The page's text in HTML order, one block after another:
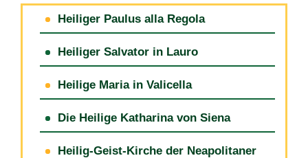
Heiliger Paulus alla Regola
Heiliger Salvator in Lauro
Heilige Maria in Valicella
Die Heilige Katharina von Siena
Heilig-Geist-Kirche der Neapolitaner